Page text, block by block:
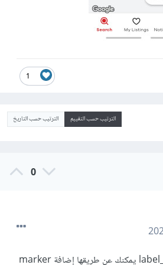
1
الترتيب حسب التقييم الترتيب حسب التاريخ
0
هناك حزمة تدعى label_marker يمكنك عن طريقها إضافة marker